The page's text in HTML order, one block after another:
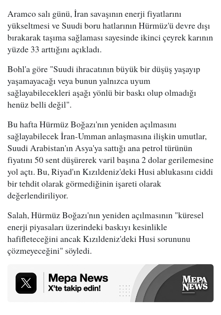
Aramco salı günü, İran savaşının enerji fiyatlarını
yükseltmesi ve Suudi boru hatlarının Hürmüz'ü devre dışı
bırakarak taşıma sağlaması sayesinde ikinci çeyrek karının
yüzde 33 arttığını açıkladı.
Bohl'a göre "Suudi ihracatının büyük bir düşüş yaşayıp
yaşamayacağı veya bunun yalnızca uyum
sağlayabilecekleri aşağı yönlü bir baskı olup olmadığı
henüz belli değil".
Bu hafta Hürmüz Boğazı'nın yeniden açılmasını
sağlayabilecek İran-Umman anlaşmasına ilişkin umutlar,
Suudi Arabistan'ın Asya'ya sattığı ana petrol türünün
fiyatını 50 sent düşürerek varil başına 2 dolar gerilemesine
yol açtı. Bu, Riyad'ın Kızıldeniz'deki Husi ablukasını ciddi
bir tehdit olarak görmediğinin işareti olarak
değerlendiriliyor.
Salah, Hürmüz Boğazı'nın yeniden açılmasının "küresel
enerji piyasaları üzerindeki baskıyı kesinlikle
hafifleteceğini ancak Kızıldeniz'deki Husi sorununu
çözmeyeceğini" söyledi.